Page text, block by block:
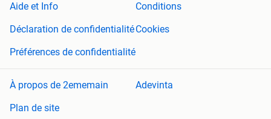
Aide et Info
Conditions
Déclaration de confidentialitéCookies
Préférences de confidentialité
À propos de 2ememain
Adevinta
Plan de site